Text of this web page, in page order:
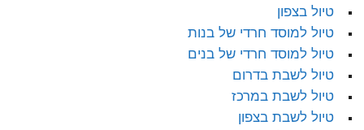
טיול בצפון
טיול למוסד חרדי של בנות
טיול למוסד חרדי של בנים
טיול לשבת בדרום
טיול לשבת במרכז
טיול לשבת בצפון